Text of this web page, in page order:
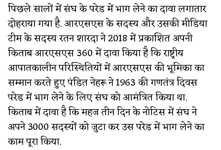
पिछले सालों में संघ के परेड में भाग लेने का दावा लगातार
दोहराया गया है. आरएसएस के सदस्य और उसकी मीडिया
टीम के सदस्य रतन शारदा ने 2018 में प्रकाशित अपनी
किताब आरएसएस 360 में दावा किया है कि राष्ट्रीय
आपातकालीन परिस्थितियों में आरएसएस की भूमिका का
सम्मान करते हुए पंडित नेहरू ने 1963 की गणतंत्र दिवस
परेड में भाग लेने के लिए संघ को आमंत्रित किया था.
किताब में दावा है कि महज तीन दिन के नोटिस में संघ ने
अपने 3000 सदस्यों को जुटा कर उस परेड में भाग लेने का
काम पूरा किया.